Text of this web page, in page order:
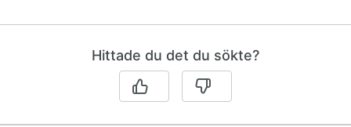
Hittade du det du sökte?